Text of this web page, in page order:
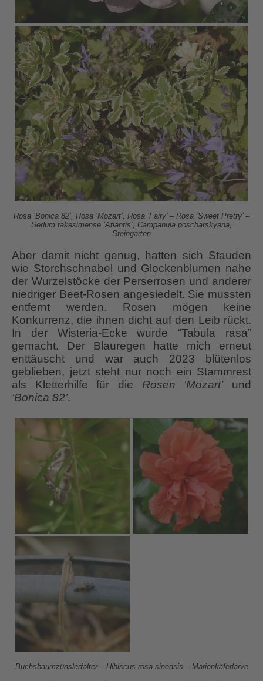
Rosa ‘Bonica 82’, Rosa ‘Mozart’, Rosa ‘Fairy’ – Rosa ‘Sweet Pretty’ –
Sedum takesimense ‘Atlantis’, Campanula poscharskyana,
Steingarten
Aber damit nicht genug, hatten sich Stauden
wie Storchschnabel und Glockenblumen nahe
der Wurzelstöcke der Perserrosen und anderer
niedriger Beet-Rosen angesiedelt. Sie mussten
entfernt werden. Rosen mögen keine
Konkurrenz, die ihnen dicht auf den Leib rückt.
In der Wisteria-Ecke wurde “Tabula rasa”
gemacht. Der Blauregen hatte mich erneut
enttäuscht und war auch 2023 blütenlos
geblieben, jetzt steht nur noch ein Stammrest
als Kletterhilfe für die Rosen ‘Mozart’und
‘Bonica 82’.
Buchsbaumzünslerfalter – Hibiscus rosa-sinensis – Marienkäferlarve